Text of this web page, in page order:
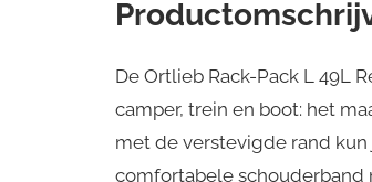
De Ortlieb Rack-Pack L 49L
camper, trein en boot: het
met de verstevigde rand
comfortabele schouderband